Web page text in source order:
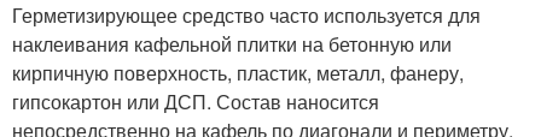
Герметизирующее средство часто используется для
наклеивания кафельной плитки на бетонную или
кирпичную поверхность, пластик, металл, фанеру,
гипсокартон или ДСП. Состав наносится
непосредственно на кафель по диагонали и периметру.